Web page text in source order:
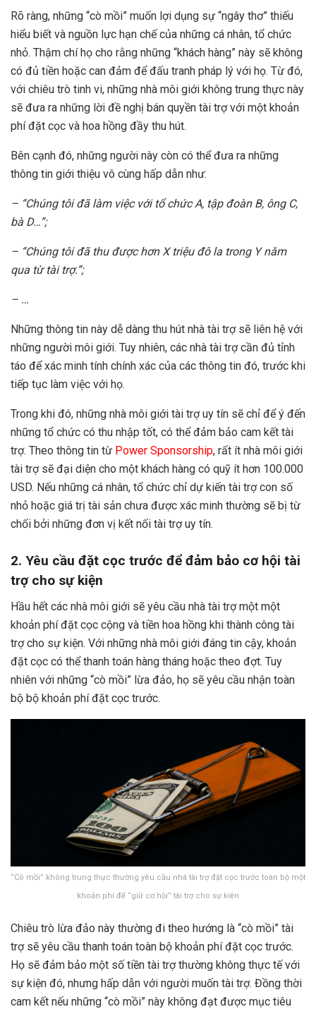
Rõ ràng, những “cò mồi” muốn lợi dụng sự “ngây thơ” thiếu
hiểu biết và nguồn lực hạn chế của những cá nhân, tổ chức
nhỏ. Thậm chí họ cho rằng những “khách hàng” này sẽ không
có đủ tiền hoặc can đảm để đấu tranh pháp lý với họ. Từ đó,
với chiêu trò tinh vi, những nhà môi giới không trung thực này
sẽ đưa ra những lời đề nghị bán quyền tài trợ với một khoản
phí đặt cọc và hoa hồng đầy thu hút.
Bên cạnh đó, những người này còn có thể đưa ra những
thông tin giới thiệu vô cùng hấp dẫn như:
– “Chúng tôi đã làm việc với tổ chức A, tập đoàn B, ông C,
bà D…”;
– “Chúng tôi đã thu được hơn X triệu đô la trong Y năm
qua từ tài trợ.”;
– …
Những thông tin này dễ dàng thu hút nhà tài trợ sẽ liên hệ với
những người môi giới. Tuy nhiên, các nhà tài trợ cần đủ tỉnh
táo để xác minh tính chính xác của các thông tin đó, trước khi
tiếp tục làm việc với họ.
Trong khi đó, những nhà môi giới tài trợ uy tín sẽ chỉ để ý đến
những tổ chức có thu nhập tốt, có thể đảm bảo cam kết tài
trợ. Theo thông tin từ Power Sponsorship, rất ít nhà môi giới
tài trợ sẽ đại diện cho một khách hàng có quỹ ít hơn 100.000
USD. Nếu những cá nhân, tổ chức chỉ dự kiến tài trợ con số
nhỏ hoặc giá trị tài sản chưa được xác minh thường sẽ bị từ
chối bởi những đơn vị kết nối tài trợ uy tín.
2. Yêu cầu đặt cọc trước để đảm bảo cơ hội tài
trợ cho sự kiện
Hầu hết các nhà môi giới sẽ yêu cầu nhà tài trợ một một
khoản phí đặt cọc cộng và tiền hoa hồng khi thành công tài
trợ cho sự kiện. Với những nhà môi giới đáng tin cậy, khoản
đặt cọc có thể thanh toán hàng tháng hoặc theo đợt. Tuy
nhiên với những “cò mồi” lừa đảo, họ sẽ yêu cầu nhận toàn
bộ bộ khoản phí đặt cọc trước.
“Cò mồi” không trung thực thường yêu cầu nhà tài trợ đặt cọc trước toàn bộ một
khoản phí để “giữ cơ hội” tài trợ cho sự kiện
Chiêu trò lừa đảo này thường đi theo hướng là “cò mồi” tài
trợ sẽ yêu cầu thanh toán toàn bộ khoản phí đặt cọc trước.
Họ sẽ đảm bảo một số tiền tài trợ thường không thực tế với
sự kiện đó, nhưng hấp dẫn với người muốn tài trợ. Đồng thời
cam kết nếu những “cò mồi” này không đạt được mục tiêu